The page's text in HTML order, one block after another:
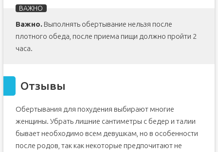
Важно.Выполнять обертывание нельзя после
плотного обеда, после приема пищи должно пройти 2
часа.
Отзывы
Обертывания для похудения выбирают многие
женщины. Убрать лишние сантиметры с бедер и талии
бывает необходимо всем девушкам, но в особенности
после родов, так как некоторые предпочитают не